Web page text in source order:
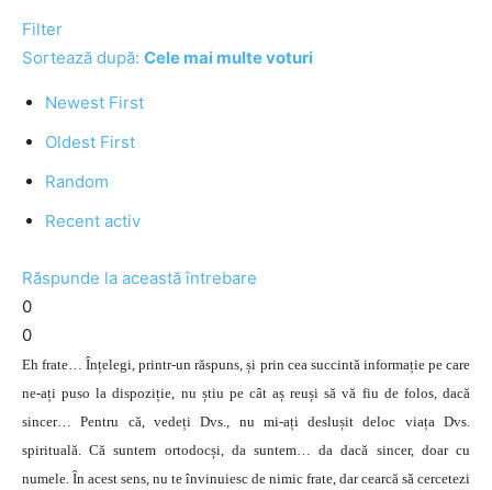
Filter
Sortează după: Cele mai multe voturi
Newest First
Oldest First
Random
Recent activ
Răspunde la această întrebare
0
0
Eh frate… Înțelegi, printr-un răspuns, și prin cea succintă informație pe care
ne-ați puso la dispoziție, nu știu pe cât aș reuși să vă fiu de folos, dacă
sincer… Pentru că, vedeți Dvs., nu mi-ați deslușit deloc viața Dvs.
spirituală. Că suntem ortodocși, da suntem… da dacă sincer, doar cu
numele. În acest sens, nu te învinuiesc de nimic frate, dar cearcă să cercetezi